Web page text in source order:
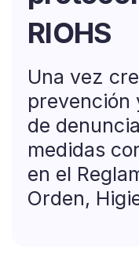
RIOHS
Una vez
prevención
de
medidas
en el
Orden,